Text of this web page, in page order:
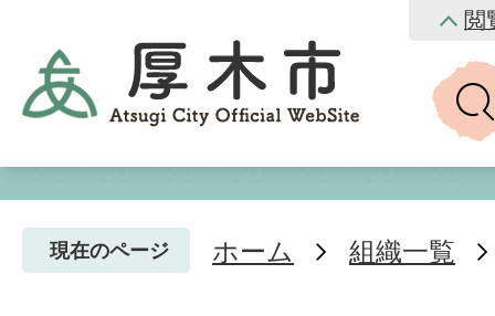
閲
現在のページ ホーム 組織一覧